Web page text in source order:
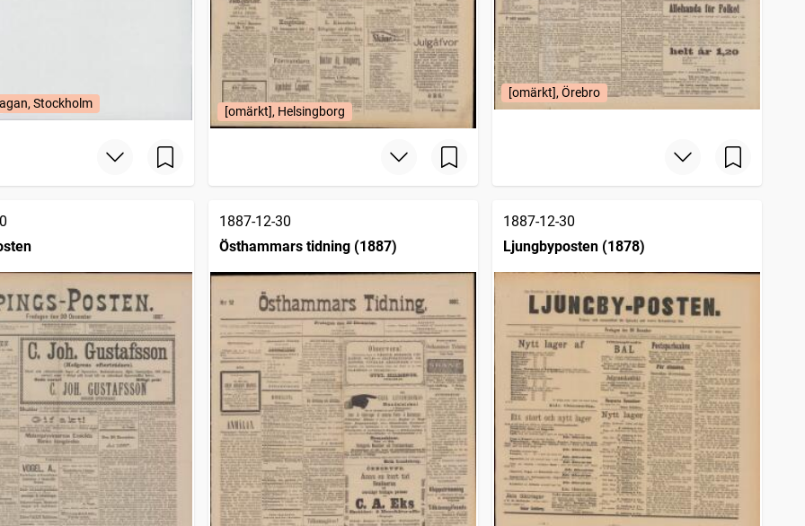
Stockholm
[omärkt], Helsingborg
[omärkt], Örebro
1887-12-30
Östhammars tidning (1887)
1887-12-30
Ljungbyposten (1878)